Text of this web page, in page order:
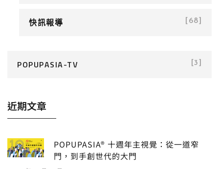
快訊報導 [68]
POPUPASIA-TV [3]
近期文章
POPUPASIA® 十週年主視覺：從一道窄
門，到手創世代的大門